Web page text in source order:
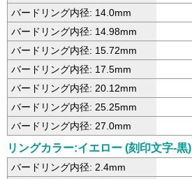
バードリング内径: 14.0mm
バードリング内径: 14.98mm
バードリング内径: 15.72mm
バードリング内径: 17.5mm
バードリング内径: 20.12mm
バードリング内径: 25.25mm
バードリング内径: 27.0mm
リングカラー:イエロー (刻印文字-黒)
バードリング内径: 2.4mm